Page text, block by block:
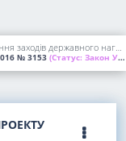
Про тимчасові особливості здійснення заходів державного нагляду (контролю) у сфері господарської діяльності
№ 3153 (Статус: Закон України; підписаний Президентом України)